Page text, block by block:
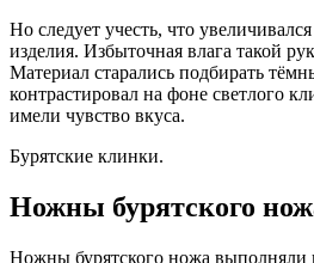
Но следует учесть, что
изделия. Избыточная влага такой
Материал старались подбирать
контрастировал на фоне светлого
имели чувство вкуса.
Бурятские клинки.
Ножны бурятского
Ножны бурятского ножа выполняли